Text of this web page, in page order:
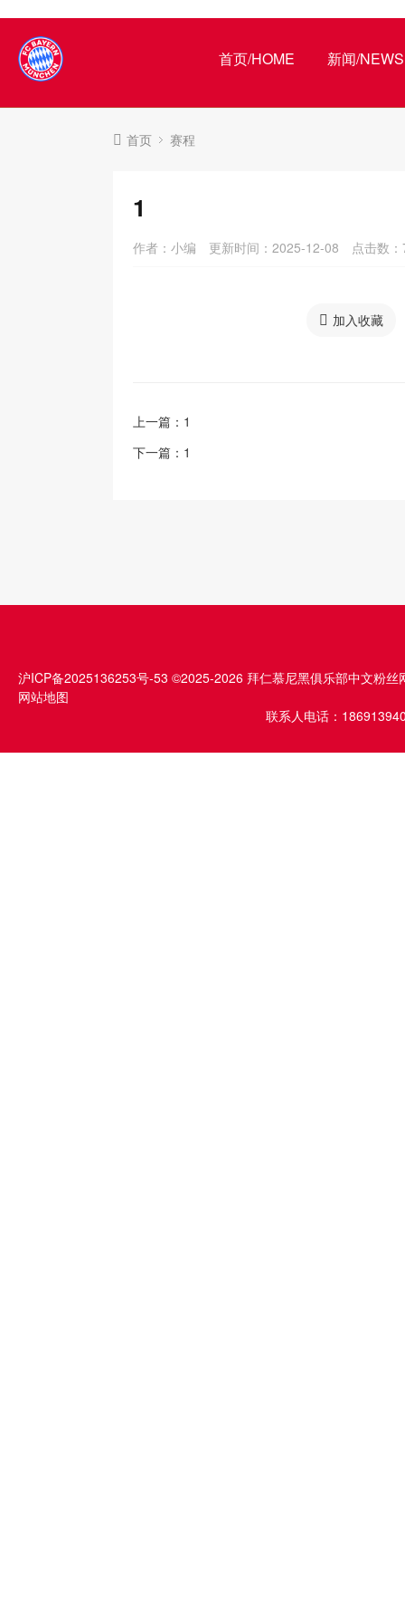
首页/HOME 新闻/NEWS
首页 赛程
1
作者：小编 更新时间：2025-12-08 点击数：
加入收藏
上一篇： 1
下一篇： 1
沪ICP备2025136253号-53 ©2025-2026 拜仁慕尼黑俱乐部中文粉丝
网站地图
联系人电话：